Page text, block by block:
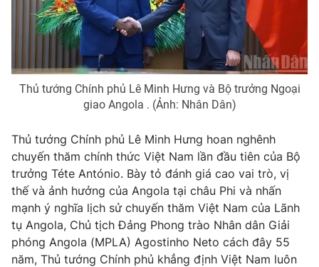
Giải sao mai
Làm đẹp
Chất lượng cuộc sống
Tuyển sinh
Học trực tuyến
Công nghệ
Hitech Công nghệ tương lai
Sản phẩm
Tư vấn
Giao lưu trực tuyến
Lịch phát sóng
Chuyên mục khác
Emagazine Podcast
Photo Infographic
Thủ tướng Chính phủ Lê Minh Hưng và Bộ trưởng Ngoại
giao Angola . (Ảnh: Nhân Dân)
Thủ tướng Chính phủ Lê Minh Hưng hoan nghênh
chuyến thăm chính thức Việt Nam lần đầu tiên của Bộ
trưởng Téte António. Bày tỏ đánh giá cao vai trò, vị
thế và ảnh hưởng của Angola tại châu Phi và nhấn
mạnh ý nghĩa lịch sử chuyến thăm Việt Nam của Lãnh
tụ Angola, Chủ tịch Đảng Phong trào Nhân dân Giải
phóng Angola (MPLA) Agostinho Neto cách đây 55
năm, Thủ tướng Chính phủ khẳng định Việt Nam luôn